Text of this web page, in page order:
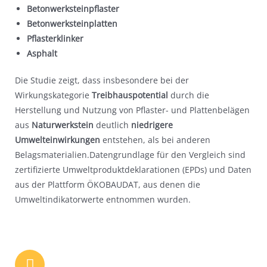
Betonwerksteinpflaster
Betonwerksteinplatten
Pflasterklinker
Asphalt
Die Studie zeigt, dass insbesondere bei der
Wirkungskategorie Treibhauspotential durch die
Herstellung und Nutzung von Pflaster- und Plattenbelägen
aus Naturwerkstein deutlich niedrigere
Umwelteinwirkungen entstehen, als bei anderen
Belagsmaterialien.Datengrundlage für den Vergleich sind
zertifizierte Umweltproduktdeklarationen (EPDs) und Daten
aus der Plattform ÖKOBAUDAT, aus denen die
Umweltindikatorwerte entnommen wurden.